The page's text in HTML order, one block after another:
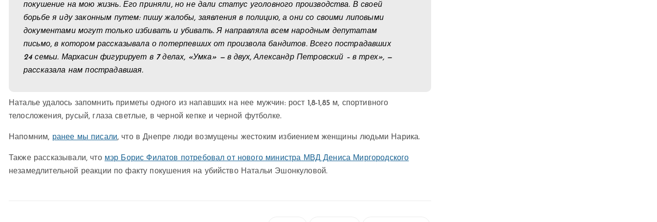
покушение на мою жизнь. Его приняли, но не дали статус уголовного производства. В своей
борьбе я иду законным путем: пишу жалобы, заявления в полицию, а они со своими липовыми
документами могут только избивать и убивать. Я направляла всем народным депутатам
письмо, в котором рассказывала о потерпевших от произвола бандитов. Всего пострадавших
24 семьи. Мархасин фигурирует в 7 делах, «Умка» — в двух, Александр Петровский – в трех», —
рассказала нам пострадавшая.
Наталье удалось запомнить приметы одного из напавших на нее мужчин: рост 1,8-1,85 м, спортивного
телосложения, русый, глаза светлые, в черной кепке и черной футболке.
Напомним, ранее мы писали, что в Днепре люди возмущены жестоким избиением женщины людьми Нарика.
Также рассказывали, что мэр Борис Филатов потребовал от нового министра МВД Дениса Миргородского
незамедлительной реакции по факту покушения на убийство Натальи Эшонкуловой.